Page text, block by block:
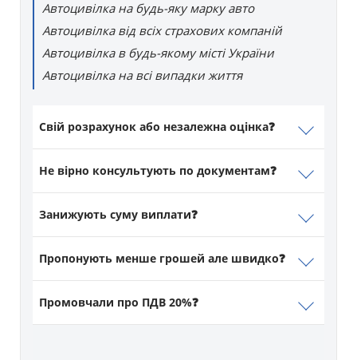
Автоцивілка на будь-яку марку авто
Автоцивілка від всіх страхових компаній
Автоцивілка в будь-якому місті України
Автоцивілка на всі випадки життя
Свій розрахунок або незалежна оцінка❓
Не вірно консультують по документам❓
Занижують суму виплати❓
Пропонують менше грошей але швидко❓
Промовчали про ПДВ 20%❓